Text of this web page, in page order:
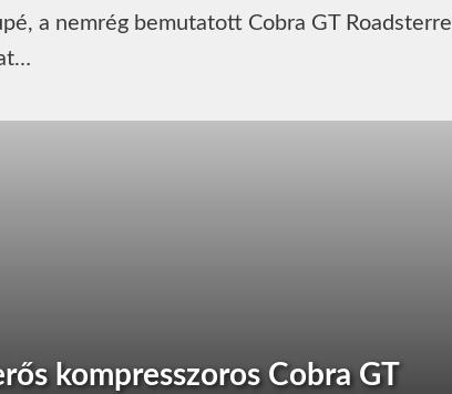
a nemrég bemutatott Cobra GT Roadsterrel
kompresszoros Cobra GT